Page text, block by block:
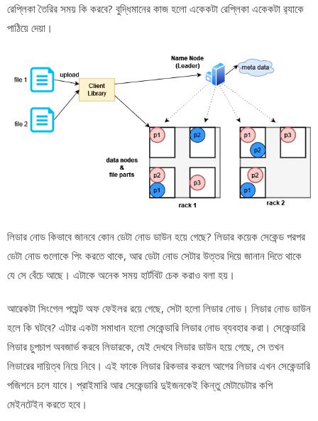
রেপ্লিকা তৈরির সময় কি করবে? বুদ্ধিমানের কাজ হলো একেকটা রেপ্লিকা একেকটা র‌্যাকে
পাঠিয়ে দেয়া।
লিডার নোড কিভাবে জানবে কোন ডেটা নোড ডাউন হয়ে গেছে? লিডার কয়েক সেকেন্ড পরপর
ডেটা নোড গুলোকে পিং করতে থাকে, আর ডেটা নোড সেটার উত্তর দিয়ে জানান দিতে থাকে
যে সে বেঁচে আছে। এটাকে অনেক সময় হার্টবিট চেক করাও বলা হয়।
আরেকটা সিংগেল পয়েন্ট অফ ফেইলর রয়ে গেছে, সেটা হলো লিডার নোড। লিডার নোড ডাউন
হলে কি ঘটবে? এটার একটা সমাধান হলো সেকেন্ডারি লিডার নোড ব্যবহার করা। সেকেন্ডারি
লিডার চুপচাপ অবজার্ভ করবে লিডারকে, যেই দেখবে লিডার ডাউন হয়ে গেছে, সে তখন
লিডারের দায়িত্ব নিয়ে নিবে। এই ফাকে লিডার রিকভার করলে আগের লিডার এখন সেকেন্ডারি
পজিশনে চলে যাবে। প্রাইমারি আর সেকেন্ডারি দুইজনকেই কিন্তু মেটাডেটার কপি
মেইনটেইন করতে হবে।